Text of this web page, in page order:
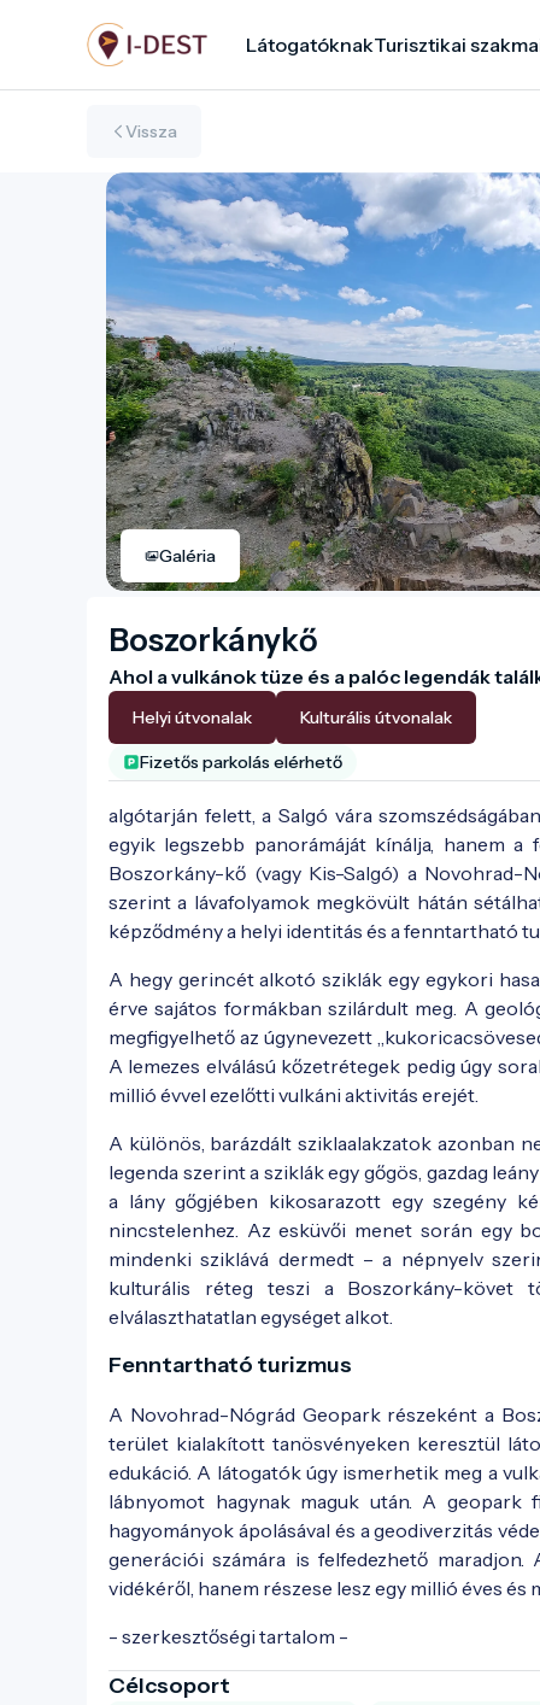
tartalomra
LátogatóknakTurisztikai
Vissza
Galéria
Boszorkánykő
Ahol a vulkánok tüze és a palóc legendák
Helyi útvonalak Kulturális útvonalak
Fizetős parkolás elérhető
algótarján felett, a Salgó vára
egyik legszebb panorámáját kínálja, hanem
Boszorkány-kő (vagy Kis-Salgó) a
szerint a lávafolyamok megkövült hátán
képződmény a helyi identitás és a fenntartható
A hegy gerincét alkotó sziklák egy egykori
érve sajátos formákban szilárdult meg. A
megfigyelhető az úgynevezett
A lemezes elválású kőzetrétegek pedig úgy
millió évvel ezelőtti vulkáni aktivitás erejét.
A különös, barázdált sziklaalakzatok azonban
legenda szerint a sziklák egy gőgös, gazdag
a lány gőgjében kikosarazott egy szegény
nincstelenhez. Az esküvői menet során egy
mindenki sziklává dermedt – a népnyelv
kulturális réteg teszi a Boszorkány-
elválaszthatatlan egységet alkot.
Fenntartható turizmus
A Novohrad-Nógrád Geopark részeként a
terület kialakított tanösvényeken keresztül
edukáció. A látogatók úgy ismerhetik meg a
lábnyomot hagynak maguk után. A geopark
hagyományok ápolásával és a geodiverzitás
generációi számára is felfedezhető
vidékéről, hanem részese lesz egy millió éves és
- szerkesztőségi tartalom -
Célcsoport